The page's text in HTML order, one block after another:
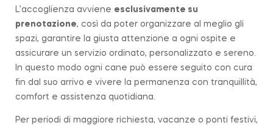
L’accoglienza avviene esclusivamente su
prenotazione, così da poter organizzare al meglio gli
spazi, garantire la giusta attenzione a ogni ospite e
assicurare un servizio ordinato, personalizzato e sereno.
In questo modo ogni cane può essere seguito con cura
fin dal suo arrivo e vivere la permanenza con tranquillità,
comfort e assistenza quotidiana.
Per periodi di maggiore richiesta, vacanze o ponti festivi,